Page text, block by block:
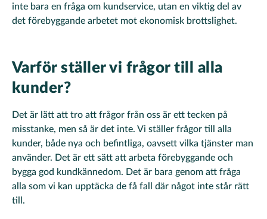
inte bara en fråga om kundservice, utan en viktig del av
det förebyggande arbetet mot ekonomisk brottslighet.
Varför ställer vi frågor till alla
kunder?
Det är lätt att tro att frågor från oss är ett tecken på
misstanke, men så är det inte. Vi ställer frågor till alla
kunder, både nya och befintliga, oavsett vilka tjänster man
använder. Det är ett sätt att arbeta förebyggande och
bygga god kundkännedom. Det är bara genom att fråga
alla som vi kan upptäcka de få fall där något inte står rätt
till.